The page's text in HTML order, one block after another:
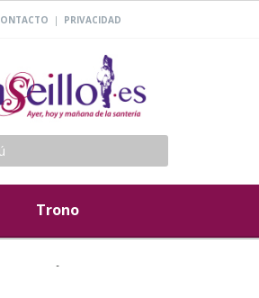
| PRIVACIDAD
Trono